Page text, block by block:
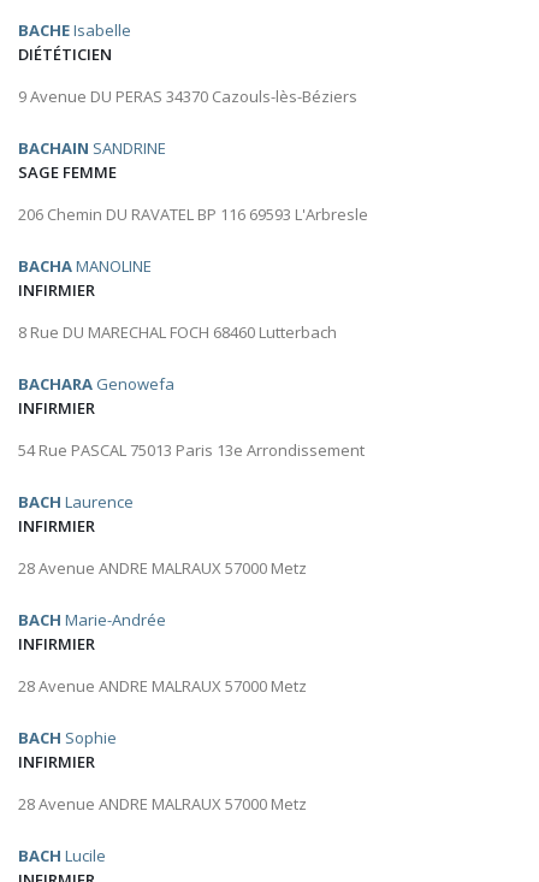
BACHEIsabelle
DIÉTÉTICIEN
9 Avenue DU PERAS 34370 Cazouls-lès-Béziers
BACHAIN SANDRINE
SAGE FEMME
206 Chemin DU RAVATEL BP 116 69593 L'Arbresle
BACHAMANOLINE
INFIRMIER
8 Rue DU MARECHAL FOCH 68460 Lutterbach
BACHARA Genowefa
INFIRMIER
54 Rue PASCAL 75013 Paris 13e Arrondissement
BACH Laurence
INFIRMIER
28 Avenue ANDRE MALRAUX 57000 Metz
BACH Marie-Andrée
INFIRMIER
28 Avenue ANDRE MALRAUX 57000 Metz
BACH Sophie
INFIRMIER
28 Avenue ANDRE MALRAUX 57000 Metz
BACH Lucile